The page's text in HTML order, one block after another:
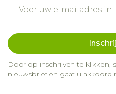
Door op inschrijven te klikken,
nieuwsbrief en gaat u akkoord